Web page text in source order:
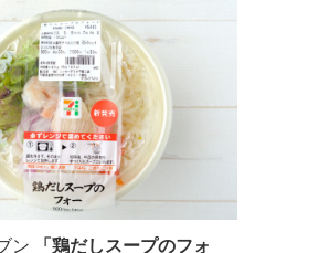
ン
「鶏だしスープのフォ